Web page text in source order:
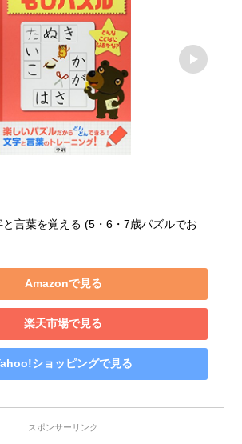
と言葉を覚える (5・6・7歳パズルでお
Amazonで見る
楽天市場で見る
ショッピングで見る
スポンサーリンク